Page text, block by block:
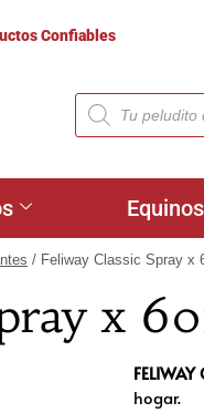
Confiables
Equinos
/ Feliway Classic Spray x
x
FELIWAY
hogar.